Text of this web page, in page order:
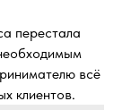
перестала
всё
клиентов.